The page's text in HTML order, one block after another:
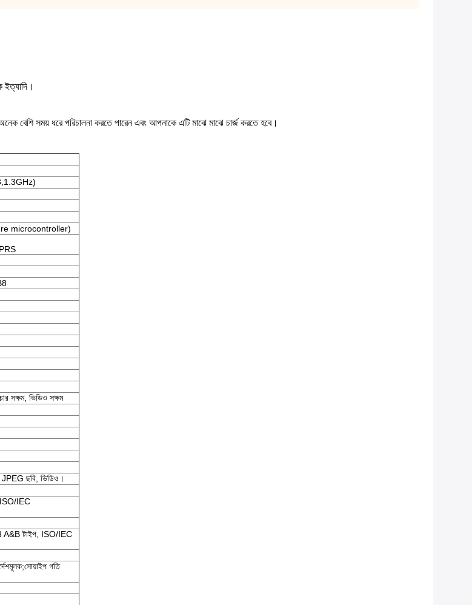
ইত্যাদি।
সময় ধরে পরিচালনা করতে পারেন এবং আপনাকে এটি মাঝে মাঝে চার্জ করতে হবে।
microcontroller)
সক্ষম, ভিডিও সক্ষম
ছবি, ভিডিও।
IEC
টাইপ, ISO/IEC
গতি